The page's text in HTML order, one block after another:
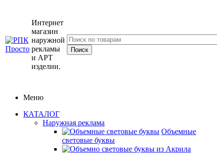
Интернет
магазин
наружной
рекламы
и АРТ
изделии.
Меню
КАТАЛОГ
Наружная реклама
Объемные
световые буквы